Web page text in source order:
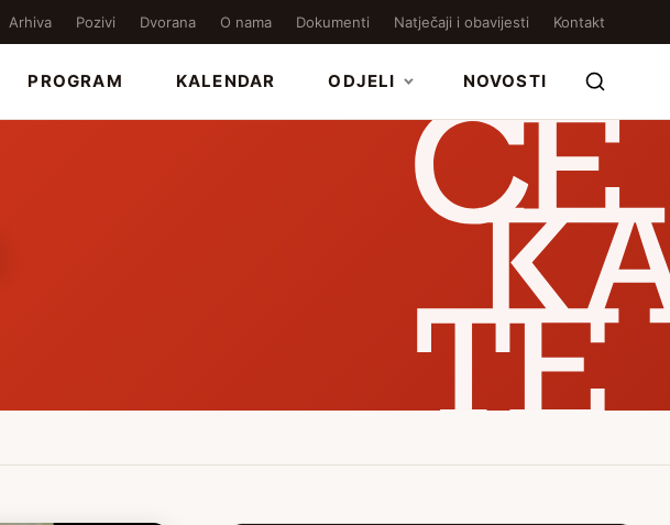
Arhiva Pozivi Dvorana O nama Dokumenti Natječaji i obavijesti Kontakt
PROGRAM KALENDAR ODJELI NOVOSTI